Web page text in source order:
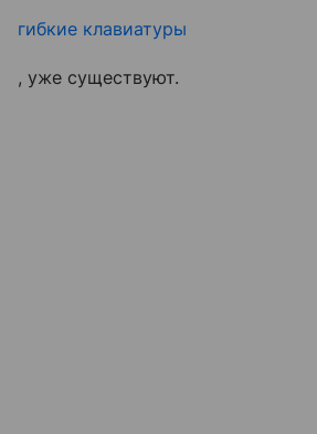
гибкие клавиатуры
, уже существуют.